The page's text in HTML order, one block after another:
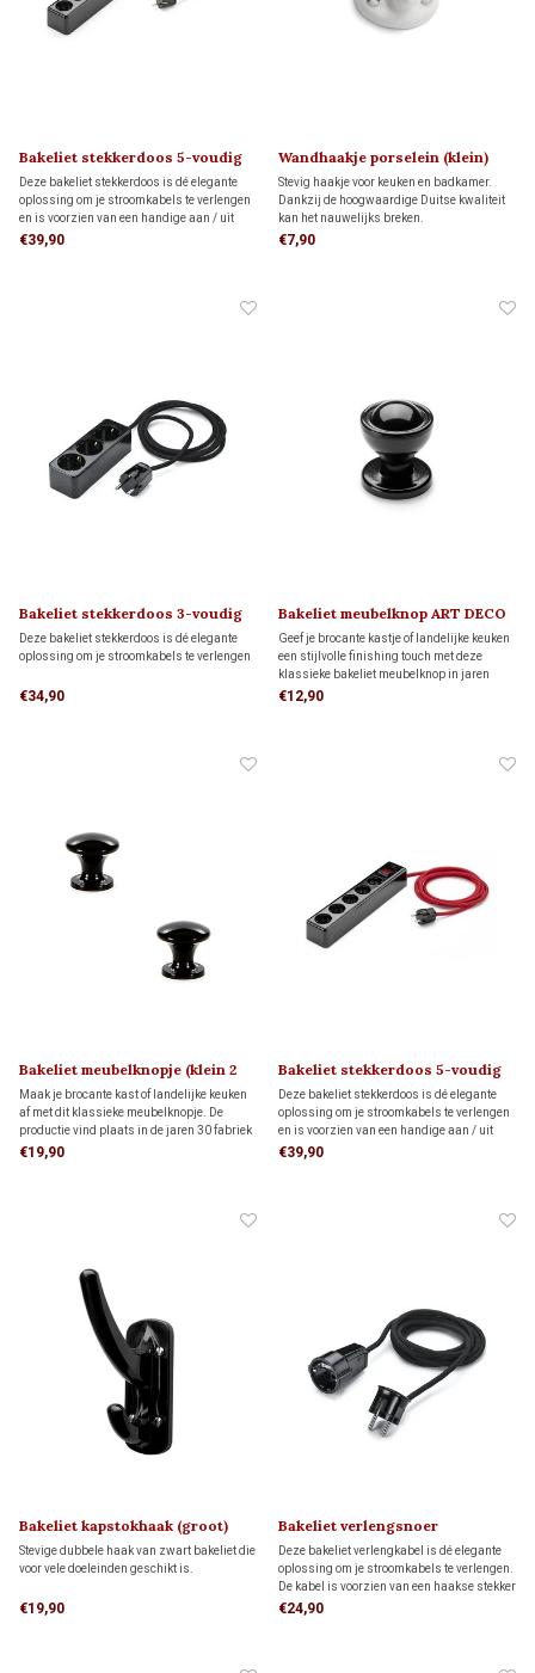
Bakeliet stekkerdoos 5-voudig
(met schakelaar)
Deze bakeliet stekkerdoos is dé elegante
oplossing om je stroomkabels te verlengen
en is voorzien van een handige aan / uit
schakelaar
€39,90
Wandhaakje porselein (klein)
1920
Stevig haakje voor keuken en badkamer.
Dankzij de hoogwaardige Duitse kwaliteit
kan het nauwelijks breken.
€7,90
Bakeliet stekkerdoos 3-voudig
Deze bakeliet stekkerdoos is dé elegante
oplossing om je stroomkabels te verlengen
€34,90
Bakeliet meubelknop ART DECO
1920
Geef je brocante kastje of landelijke keuken
een stijlvolle finishing touch met deze
klassieke bakeliet meubelknop in jaren
’20–’40 stijl
€12,90
Bakeliet meubelknopje (klein 2
stuks) 1930
Maak je brocante kast of landelijke keuken
af met dit klassieke meubelknopje. De
productie vind plaats in de jaren 30 fabriek
van Oud-Thentiek Holland op een
€19,90
Bakeliet stekkerdoos 5-voudig
(met schakelaar)
Deze bakeliet stekkerdoos is dé elegante
oplossing om je stroomkabels te verlengen
en is voorzien van een handige aan / uit
schakelaar
€39,90
Bakeliet kapstokhaak (groot)
1930
Stevige dubbele haak van zwart bakeliet die
voor vele doeleinden geschikt is.
€19,90
Bakeliet verlengsnoer
Deze bakeliet verlengkabel is dé elegante
oplossing om je stroomkabels te verlengen.
De kabel is voorzien van een haakse stekker
om de kabel plat tegen de wand te kunnen
€24,90